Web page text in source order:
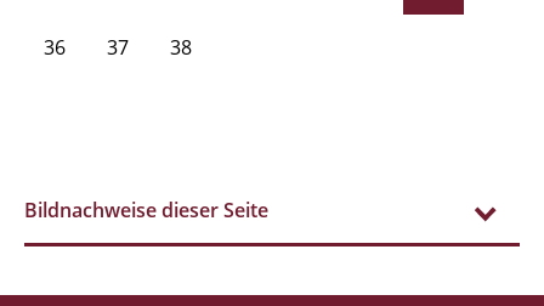
36 37 38
Bildnachweise dieser Seite